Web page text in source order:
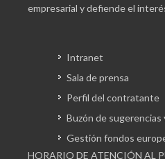
empresarial y defiende el
Intranet
Sala de prensa
Perfil del contratante
Buzón de
Gestión fondos
HORARIO DE ATENCIÓN AL